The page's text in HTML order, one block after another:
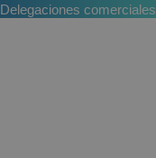
Delegaciones comerciales